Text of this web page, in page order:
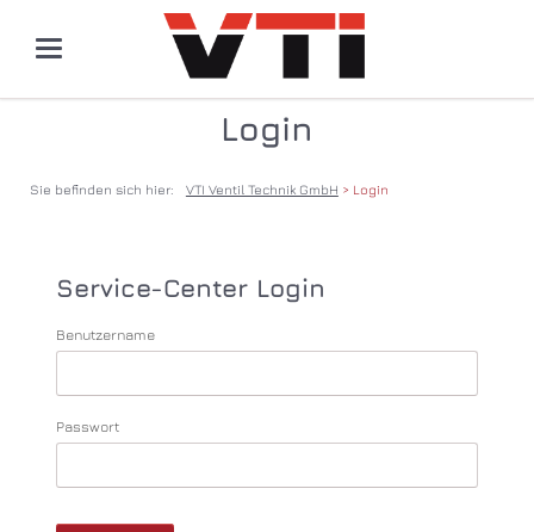
Login
Sie befinden sich hier: VTI Ventil Technik GmbH Login
Service-Center Login
Benutzername
Passwort